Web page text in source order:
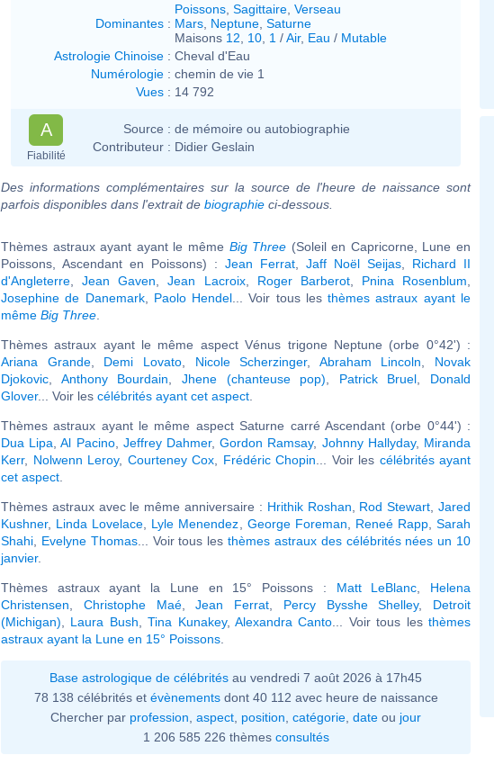
Dominantes :
Poissons Sagittaire Verseau
Mars Neptune Saturne
Maisons 12 10 1 /Air, Eau / Mutable
Astrologie Chinoise : Cheval d'Eau
Numérologie : chemin de vie 1
Vues : 14 792
A
Fiabilité
Source : de mémoire ou autobiographie
Contributeur : Didier Geslain
Des informations complémentaires sur la source de l'heure de naissance sont
parfois disponibles dans l'extrait de biographie ci-dessous.
Thèmes astraux ayant ayant le même Big Three (Soleil en Capricorne, Lune en
Poissons, Ascendant en Poissons) : Jean Ferrat Jaff Noël Seijas
Richard II
d'Angleterre ,Jean Gaven ,Jean Lacroix, Roger Barberot, Pnina Rosenblum
Josephine de Danemark, Paolo Hendel ... Voir tous lesthèmes astraux ayant le
même Big Three
Thèmes astraux ayant le même aspect Vénus trigone Neptune (orbe 0°42') :
Ariana Grande, Demi Lovato, Nicole Scherzinger, Abraham Lincoln
Novak
Djokovic
Anthony Bourdain Jhene (chanteuse pop) Patrick Bruel
Donald
Glover... Voir les célébrités ayant cet aspect
Thèmes astraux ayant le même aspect Saturne carré Ascendant (orbe 0°44') :
Dua Lipa ,Al Pacino, Jeffrey Dahmer,Gordon Ramsay, Johnny Hallyday, Miranda
Kerr, Nolwenn Leroy, Courteney Cox Frédéric Chopin ... Voir les célébrités ayant
cet aspect
Thèmes astraux avec le même anniversaire : Hrithik Roshan Rod Stewart ,Jared
Kushner, Linda Lovelace Lyle Menendez George Foreman Reneé Rapp ,Sarah
Shahi
Evelyne Thomas... Voir tous lesthèmes astraux des célébrités nées un 10
janvier.
Thèmes astraux ayant la Lune en 15° Poissons : Matt LeBlanc
Helena
Christensen
Christophe Maé,Jean Ferrat Percy Bysshe Shelley, Detroit
(Michigan)
Laura Bush ,Tina Kunakey,Alexandra Canto ... Voir tous lesthèmes
astraux ayant la Lune en 15° Poissons
Base astrologique de célébrités au vendredi 7 août 2026 à 17h45
78 138 célébrités et évènementsdont 40 112 avec heure de naissance
Chercher par profession aspect position catégorie date ou jour
1 206 585 226 thèmes consultés